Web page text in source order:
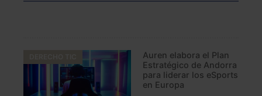
Auren elabora el Plan
Estratégico de Andorra
para liderar los eSports
en Europa